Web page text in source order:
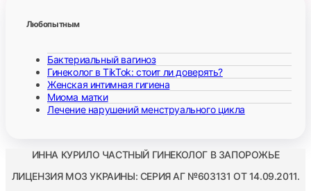
Любопытным
Бактериальный вагиноз
Гинеколог в TikTok: стоит ли доверять?
Женская интимная гигиена
Миома матки
Лечение нарушений менструального цикла
ИННА КУРИЛО ЧАСТНЫЙ ГИНЕКОЛОГ В ЗАПОРОЖЬЕ
ЛИЦЕНЗИЯ МОЗ УКРАИНЫ: СЕРИЯ АГ №603131 ОТ 14.09.2011.